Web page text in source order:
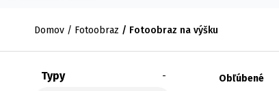
Domov Fotoobraz Fotoobraz na výšku
Typy Obľúbené